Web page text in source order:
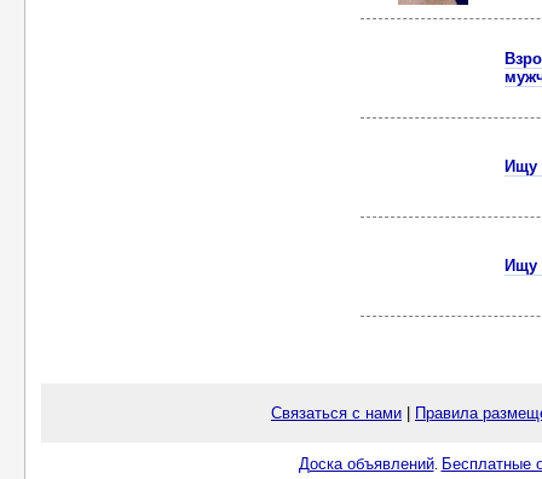
Ищу
Ищу
Связаться с нами Правила
Доска объявлений. Бесплатные